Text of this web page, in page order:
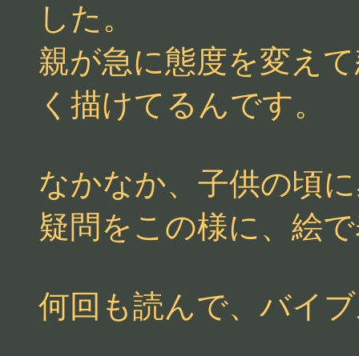
した。
親が急に態度を変え
く描けてるんです。
なかなか、子供の頃
疑問をこの様に、絵
何回も読んで、バイ